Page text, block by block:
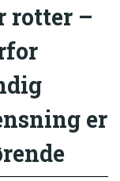
rotter –
er